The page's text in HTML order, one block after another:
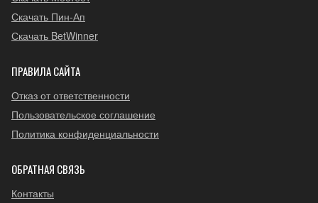
Скачать Пин-Ап
Скачать BetWinner
ПРАВИЛА САЙТА
Отказ от ответственности
Пользовательское соглашение
Политика конфиденциальности
ОБРАТНАЯ СВЯЗЬ
Контакты